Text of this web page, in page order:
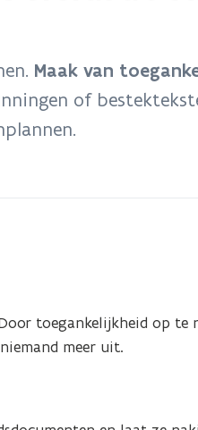
Maak van
of
toegankelijkheid op te
meer uit.